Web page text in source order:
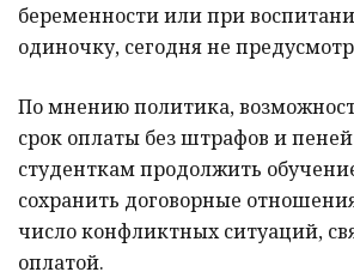
беременности или при
одиночку, сегодня не
По мнению политика,
срок оплаты без штрафов и
студенткам продолжить
сохранить договорные
число конфликтных ситуаций,
оплатой.